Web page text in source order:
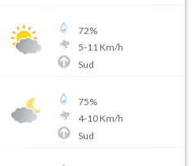
72%
5-11Km/h
Sud
75%
4-10Km/h
Sud